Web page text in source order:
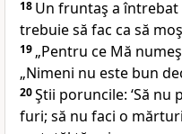
18 Un fruntaş a întrebat
trebuie să fac ca să
19 „Pentru ce Mă
„Nimeni nu este bun
20Ştii poruncile: ‘Să nu
furi; să nu faci o